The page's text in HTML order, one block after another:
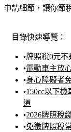
申請細節，讓你節
目錄快速導覽：
•牌照稅0元
•電動車主放
•身心障礙者
•150cc以下
道
•2026牌照稅
•免徵牌照稅